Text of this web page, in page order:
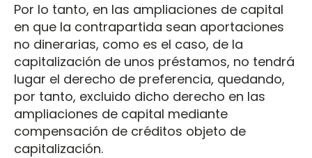
Por lo tanto, en las ampliaciones de capital
en que la contrapartida sean aportaciones
no dinerarias, como es el caso, de la
capitalización de unos préstamos, no tendrá
lugar el derecho de preferencia, quedando,
por tanto, excluido dicho derecho en las
ampliaciones de capital mediante
compensación de créditos objeto de
capitalización.